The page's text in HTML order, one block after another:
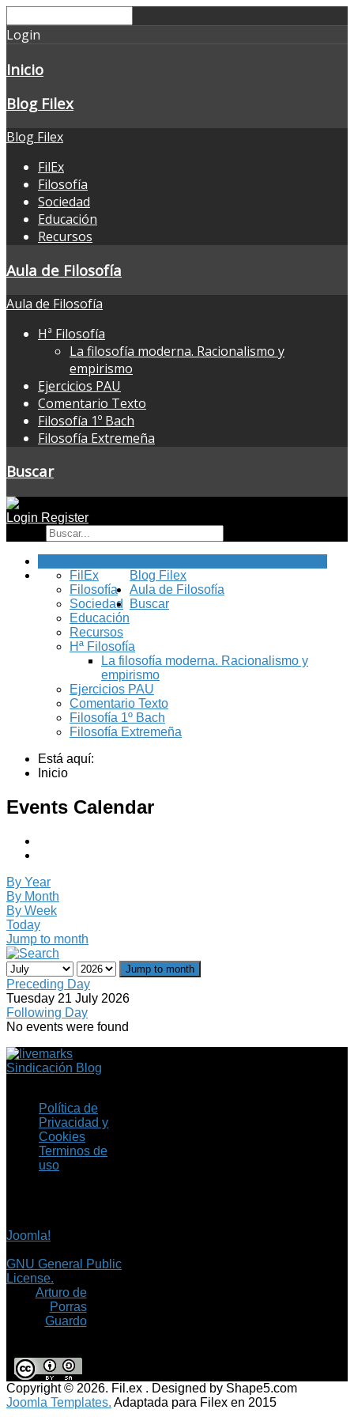
Login
Inicio
Blog Filex
Blog Filex
FilEx
Filosofía
Sociedad
Educación
Recursos
Aula de Filosofía
Aula de Filosofía
Hª Filosofía
La filosofía moderna. Racionalismo y
empirismo
Ejercicios PAU
Comentario Texto
Filosofía 1º Bach
Filosofía Extremeña
Buscar
Login Register
Blog Filex
FilEx
Filosofía
Sociedad
Educación
Recursos
Aula de Filosofía
Hª Filosofía
La filosofía moderna. Racionalismo y
empirismo
Ejercicios PAU
Comentario Texto
Filosofía 1º Bach
Filosofía Extremeña
Buscar
Está aquí:
Inicio
Events Calendar
By Year
By Month
By Week
Today
Jump to month
Jump to month
Preceding Day
Tuesday 21 July 2026
Following Day
No events were found
Sindicación Blog
Política de
Privacidad y
Cookies
Terminos de
uso
Joomla!
GNU General Public
License.
Arturo de
Porras
Guardo
Copyright © 2026. Fil.ex . Designed by Shape5.com
Joomla Templates. Adaptada para Filex en 2015